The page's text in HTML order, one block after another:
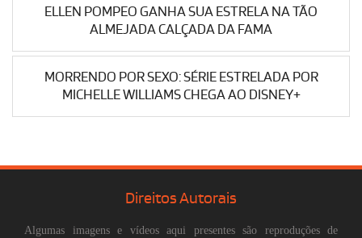
ELLEN POMPEO GANHA SUA ESTRELA NA TÃO
ALMEJADA CALÇADA DA FAMA
MORRENDO POR SEXO: SÉRIE ESTRELADA POR
MICHELLE WILLIAMS CHEGA AO DISNEY+
Direitos Autorais
Algumas imagens e vídeos aqui presentes são reproduções de